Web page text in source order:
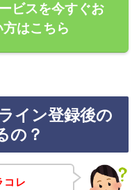
ビスを今すぐお
はこちら
イン登録後の
の？
コレ